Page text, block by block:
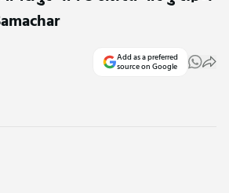
Add as a preferred
source on Google